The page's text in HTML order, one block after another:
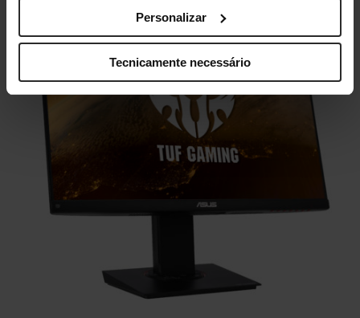
Personalizar
Tecnicamente necessário